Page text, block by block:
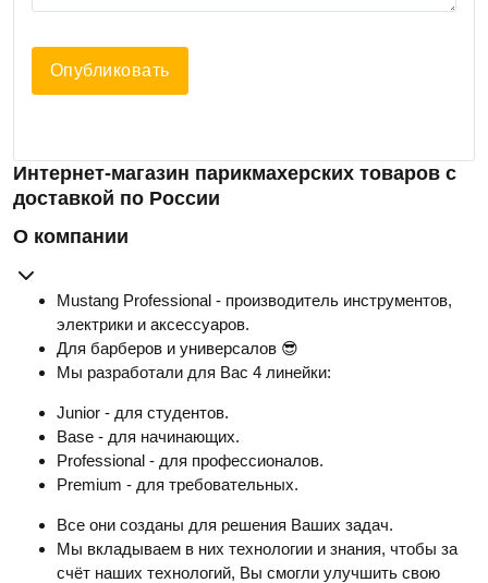
Опубликовать
Интернет-магазин парикмахерских товаров с
доставкой по России
О компании
Mustang Professional - производитель инструментов,
электрики и аксессуаров.
Для барберов и универсалов 😎
Мы разработали для Вас 4 линейки:
Junior - для студентов.
Base - для начинающих.
Professional - для профессионалов.
Premium - для требовательных.
Все они созданы для решения Ваших задач.
Мы вкладываем в них технологии и знания, чтобы за
счёт наших технологий, Вы смогли улучшить свою